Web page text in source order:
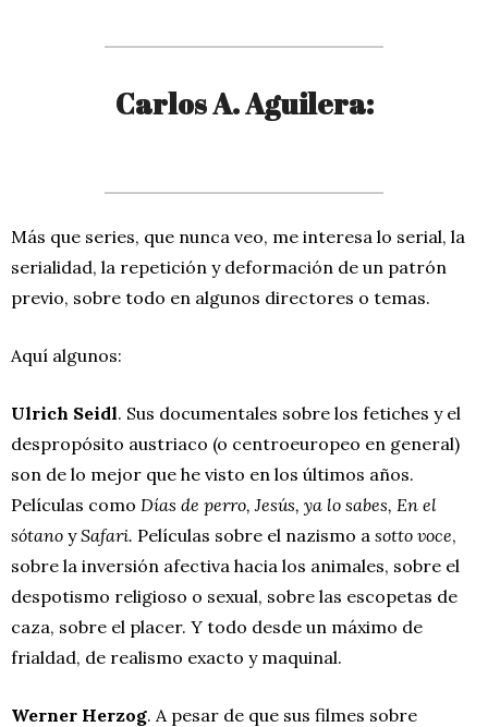
Carlos A. Aguilera:
Más que series, que nunca veo, me interesa lo serial, la
serialidad, la repetición y deformación de un patrón
previo, sobre todo en algunos directores o temas.
Aquí algunos:
Ulrich Seidl. Sus documentales sobre los fetiches y el
despropósito austriaco (o centroeuropeo en general)
son de lo mejor que he visto en los últimos años.
Películas como Días de perro, Jesús, ya lo sabes, En el
sótano ySafari. Películas sobre el nazismo a sotto voce,
sobre la inversión afectiva hacia los animales, sobre el
despotismo religioso o sexual, sobre las escopetas de
caza, sobre el placer. Y todo desde un máximo de
frialdad, de realismo exacto y maquinal.
Werner Herzog. A pesar de que sus filmes sobre